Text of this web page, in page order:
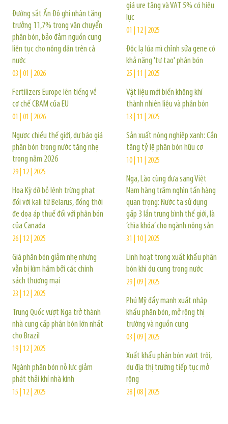
Đường sắt Ấn Độ ghi nhận tăng
trưởng 11,7% trong vận chuyển
phân bón, bảo đảm nguồn cung
liên tục cho nông dân trên cả
nước
03 | 01 | 2026
Fertilizers Europe lên tiếng về
cơ chế CBAM của EU
01 | 01 | 2026
Ngược chiều thế giới, dự báo giá
phân bón trong nước tăng nhẹ
trong năm 2026
29 | 12 | 2025
Hoa Kỳ dỡ bỏ lệnh trừng phạt
đối với kali từ Belarus, đồng thời
đe dọa áp thuế đối với phân bón
của Canada
26 | 12 | 2025
Giá phân bón giảm nhẹ nhưng
vẫn bị kìm hãm bởi các chính
sách thương mại
23 | 12 | 2025
Trung Quốc vượt Nga trở thành
nhà cung cấp phân bón lớn nhất
cho Brazil
19 | 12 | 2025
Ngành phân bón nỗ lực giảm
phát thải khí nhà kính
15 | 12 | 2025
giá ure tăng và VAT 5% có hiệu
lực
01 | 12 | 2025
Độc lạ lúa mì chỉnh sửa gene có
khả năng 'tự tạo' phân bón
25 | 11 | 2025
Vật liệu mới biến không khí
thành nhiên liệu và phân bón
13 | 11 | 2025
Sản xuất nông nghiệp xanh: Cần
tăng tỷ lệ phân bón hữu cơ
10 | 11 | 2025
Nga, Lào cùng đưa sang Việt
Nam hàng trăm nghìn tấn hàng
quan trọng: Nước ta sử dụng
gấp 3 lần trung bình thế giới, là
‘chìa khóa’ cho ngành nông sản
31 | 10 | 2025
Linh hoạt trong xuất khẩu phân
bón khi dư cung trong nước
29 | 09 | 2025
Phú Mỹ đẩy mạnh xuất nhập
khẩu phân bón, mở rộng thị
trường và nguồn cung
03 | 09 | 2025
Xuất khẩu phân bón vượt trội,
dư địa thị trường tiếp tục mở
rộng
28 | 08 | 2025